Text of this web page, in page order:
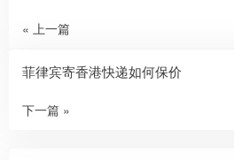
« 上一篇
菲律宾寄香港快递如何保价
下一篇 »